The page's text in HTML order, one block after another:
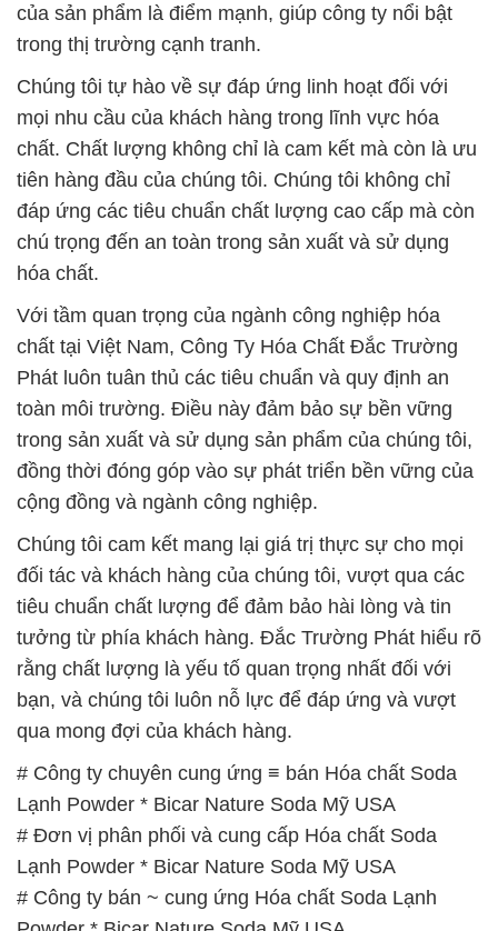
của sản phẩm là điểm mạnh, giúp công ty nổi bật
trong thị trường cạnh tranh.
Chúng tôi tự hào về sự đáp ứng linh hoạt đối với
mọi nhu cầu của khách hàng trong lĩnh vực hóa
chất. Chất lượng không chỉ là cam kết mà còn là ưu
tiên hàng đầu của chúng tôi. Chúng tôi không chỉ
đáp ứng các tiêu chuẩn chất lượng cao cấp mà còn
chú trọng đến an toàn trong sản xuất và sử dụng
hóa chất.
Với tầm quan trọng của ngành công nghiệp hóa
chất tại Việt Nam, Công Ty Hóa Chất Đắc Trường
Phát luôn tuân thủ các tiêu chuẩn và quy định an
toàn môi trường. Điều này đảm bảo sự bền vững
trong sản xuất và sử dụng sản phẩm của chúng tôi,
đồng thời đóng góp vào sự phát triển bền vững của
cộng đồng và ngành công nghiệp.
Chúng tôi cam kết mang lại giá trị thực sự cho mọi
đối tác và khách hàng của chúng tôi, vượt qua các
tiêu chuẩn chất lượng để đảm bảo hài lòng và tin
tưởng từ phía khách hàng. Đắc Trường Phát hiểu rõ
rằng chất lượng là yếu tố quan trọng nhất đối với
bạn, và chúng tôi luôn nỗ lực để đáp ứng và vượt
qua mong đợi của khách hàng.
# Công ty chuyên cung ứng ≡ bán Hóa chất Soda
Lạnh Powder * Bicar Nature Soda Mỹ USA
# Đơn vị phân phối và cung cấp Hóa chất Soda
Lạnh Powder * Bicar Nature Soda Mỹ USA
# Công ty bán ~ cung ứng Hóa chất Soda Lạnh